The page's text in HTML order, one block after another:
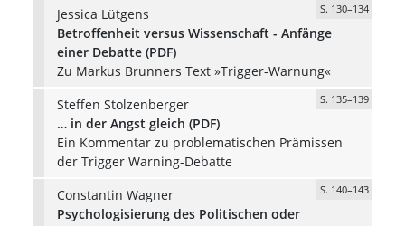
Jessica Lütgens
S. 130–134
Betroffenheit versus Wissenschaft - Anfänge
einer Debatte (PDF)
Zu Markus Brunners Text »Trigger-Warnung«
Steffen Stolzenberger
S. 135–139
… in der Angst gleich (PDF)
Ein Kommentar zu problematischen Prämissen
der Trigger Warning-Debatte
Constantin Wagner
S. 140–143
Psychologisierung des Politischen oder